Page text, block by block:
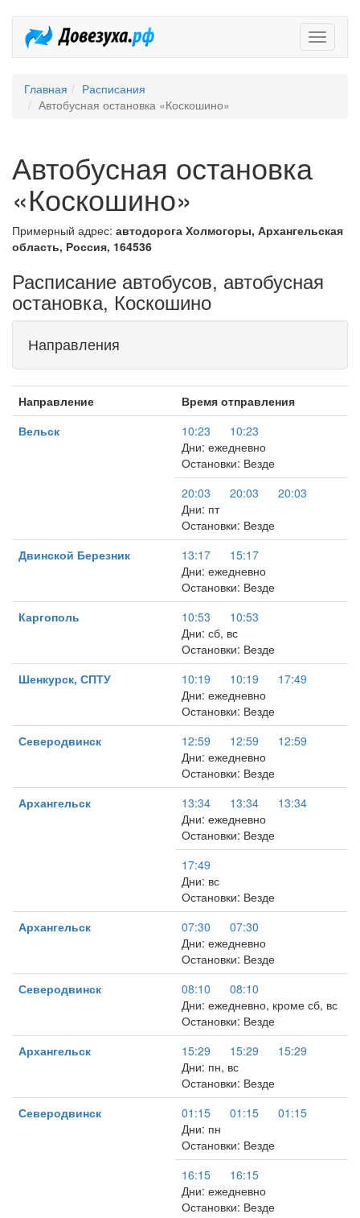
Главная
Расписания
Автобусная остановка «Коскошино»
Автобусная остановка
«Коскошино»
Примерный адрес: автодорога Холмогоры, Архангельская
область, Россия, 164536
Расписание автобусов, автобусная
остановка, Коскошино
Направления
Направление
Время отправления
Вельск
10:23
10:23
Дни: ежедневно
Остановки: Везде
20:03
20:03
20:03
Дни: пт
Остановки: Везде
Двинской Березник
13:17
15:17
Дни: ежедневно
Остановки: Везде
Каргополь
10:53
10:53
Дни: сб, вс
Остановки: Везде
Шенкурск, СПТУ
10:19 10:19
17:49
Дни: ежедневно
Остановки: Везде
Северодвинск
12:59 12:59
12:59
Дни: ежедневно
Остановки: Везде
Архангельск
13:34 13:34
13:34
Дни: ежедневно
Остановки: Везде
17:49
Дни: вс
Остановки: Везде
Архангельск
07:30
07:30
Дни: ежедневно
Остановки: Везде
Северодвинск
08:10
08:10
Дни: ежедневно, кроме сб, вс
Остановки: Везде
Архангельск
15:29 15:29
15:29
Дни: пн, вс
Остановки: Везде
Северодвинск
01:15 01:15
01:15
Дни: пн
Остановки: Везде
16:15
16:15
Дни: ежедневно
Остановки: Везде